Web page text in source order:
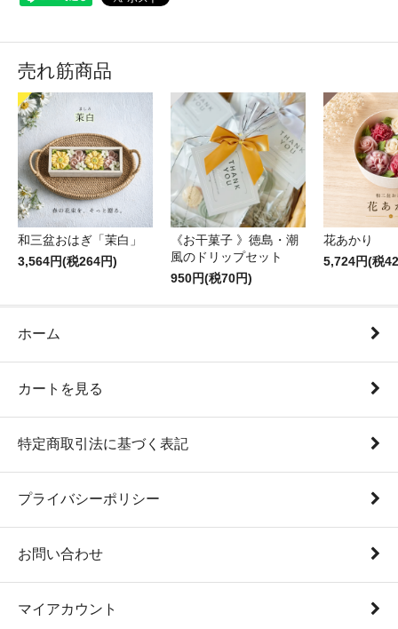
売れ筋商品
和三盆おはぎ「茉白」
3,564円(税264円)
《お干菓子 》徳島・潮
風のドリップセット
950円(税70円)
花あかり
5,724円(税
ホーム
カートを見る
特定商取引法に基づく表記
プライバシーポリシー
お問い合わせ
マイアカウント